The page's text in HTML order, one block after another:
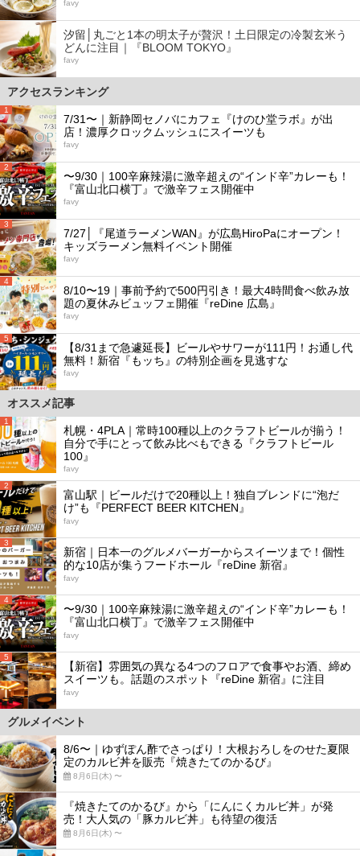
favy
汐留│丸ごと1本の明太子が贅沢！土日限定の冷製玄米う
どんに注目｜『BLOOM TOKYO』
favy
アクセスランキング
1
7/31〜｜新静岡セノバにカフェ『けのひ堂ラボ』が出
店！濃厚クロックムッシュにスイーツも
favy
2
〜9/30｜100辛麻辣湯に激辛超えの“インド辛”カレーも！
『富山北口横丁』で激辛フェス開催中
favy
3
7/27│『尾道ラーメンWAN』が広島HiroPaにオープン！
キッズラーメン無料イベント開催
favy
4
8/10〜19｜事前予約で500円引き！最大4時間食べ飲み放
題の夏休みビュッフェ開催『reDine 広島』
favy
5
【8/31まで急遽延長】ビールやサワーが111円！お通し代
無料！新宿『もッち』の特別企画を見逃すな
favy
オススメ記事
1
札幌・4PLA｜常時100種以上のクラフトビールが揃う！
自分で手にとって飲み比べもできる『クラフトビール
100』
favy
2
富山駅｜ビールだけで20種以上！独自ブレンドに“泡だ
け”も『PERFECT BEER KITCHEN』
favy
3
新宿｜日本一のグルメバーガーからスイーツまで！個性
的な10店が集うフードホール『reDine 新宿』
favy
4
〜9/30｜100辛麻辣湯に激辛超えの“インド辛”カレーも！
『富山北口横丁』で激辛フェス開催中
favy
5
【新宿】雰囲気の異なる4つのフロアで食事やお酒、締め
スイーツも。話題のスポット『reDine 新宿』に注目
favy
グルメイベント
8/6〜｜ゆずぽん酢でさっぱり！大根おろしをのせた夏限
定のカルビ丼を販売『焼きたてのかるび』
8月6日(木) 〜
『焼きたてのかるび』から「にんにくカルビ丼」が発
売！大人気の「豚カルビ丼」も待望の復活
8月6日(木) 〜